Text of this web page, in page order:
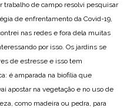
trabalho de campo resolvi pesquisar
de enfrentamento da Covid-19,
nas redes e fora dela muitas
por isso. Os jardins se
de estresse e isso tem
é amparada na biofilia que
apostar na vegetação e no uso de
como madeira ou pedra, para